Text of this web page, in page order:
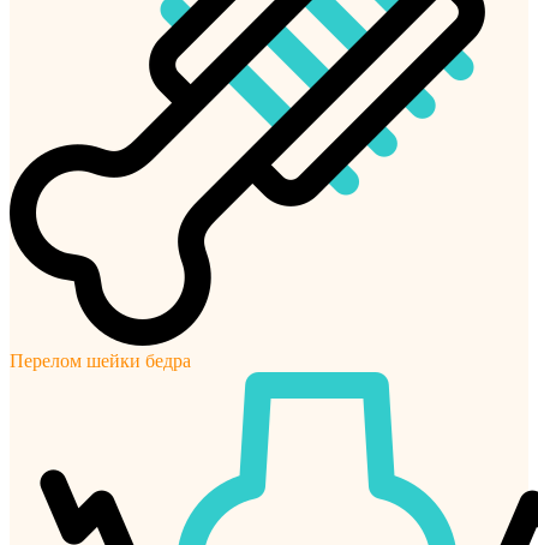
Перелом шейки бедра